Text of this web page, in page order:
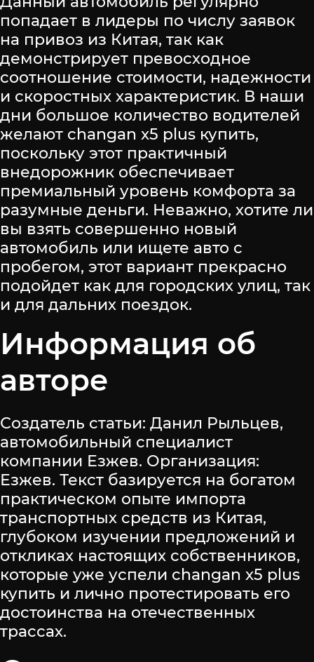
попадает в лидеры по числу заявок
на привоз из Китая, так как
демонстрирует превосходное
соотношение стоимости, надежности
и скоростных характеристик. В наши
дни большое количество водителей
желают changan x5 plus купить,
поскольку этот практичный
внедорожник обеспечивает
премиальный уровень комфорта за
разумные деньги. Неважно, хотите ли
вы взять совершенно новый
автомобиль или ищете авто с
пробегом, этот вариант прекрасно
подойдет как для городских улиц, так
и для дальних поездок.
Информация об
авторе
Создатель статьи: Данил Рыльцев,
автомобильный специалист
компании Езжев. Организация:
Езжев. Текст базируется на богатом
практическом опыте импорта
транспортных средств из Китая,
глубоком изучении предложений и
откликах настоящих собственников,
которые уже успели changan x5 plus
купить и лично протестировать его
достоинства на отечественных
трассах.